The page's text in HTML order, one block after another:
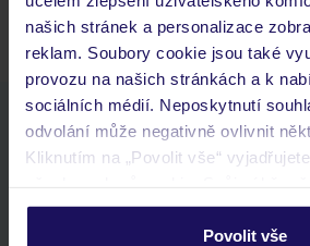
našich stránek a personalizace
reklam. Soubory cookie jsou také
provozu na našich stránkách a k
sociálních médií. Neposkytnutí
odvolání může negativně ovlivnit
Kliknutím na „Povolit vše“
personalizovat v sekci
Povolit vše
Stáhněte si bezplatnou
rychlé vyhledávání a prohlížení
seznam oblíbených nabídek a
kontakt s TUI a všechny informace